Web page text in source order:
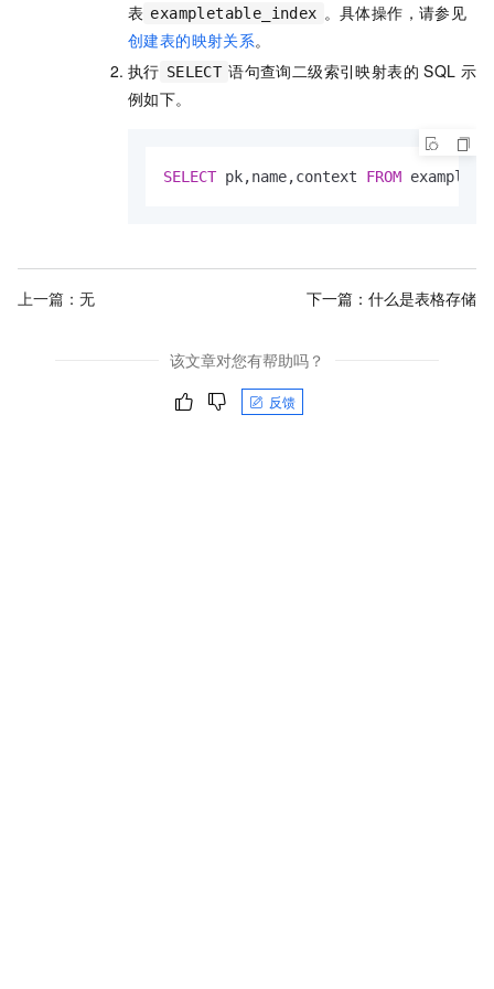
表 exampletable_index 。具体操作，请参见
创建表的映射关系。
执行 SELECT 语句查询二级索引映射表的 SQL 示
例如下。
SELECT pk,name,context FROM
上一篇：无 下一篇： 什么是表格存储
该文章对您有帮助吗？
反馈